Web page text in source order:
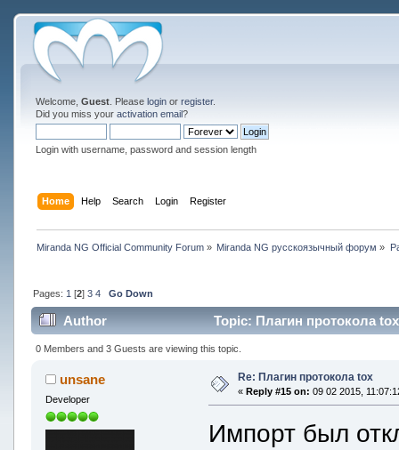
Welcome, Guest. Please loginor register.
Did you miss your activation email?
Login with username, password and session length
Home Help Search Login Register
Miranda NG Official Community Forum» Miranda NG русскоязычный форум »
Pages: 1 [2] 3 4 Go Down
Author Topic: Плагин протокола
0 Members and 3 Guests are viewing this topic.
unsane
Developer
Re: Плагин протокола tox
« Reply #15 on: 09 02 2015,
Импорт был